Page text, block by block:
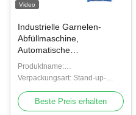
Video
Industrielle Garnelen-
Abfüllmaschine,
Automatische
Tiefkühlgarnelen-
Verpackungsanlage,
Abfüllmaschinenhersteller
Produktname:
Verpackungsmaschine für
gefrorene Garnelen
Verpackungsart: Stand-up-
Beutel, Taschen, Beutel
Beste Preis erhalten